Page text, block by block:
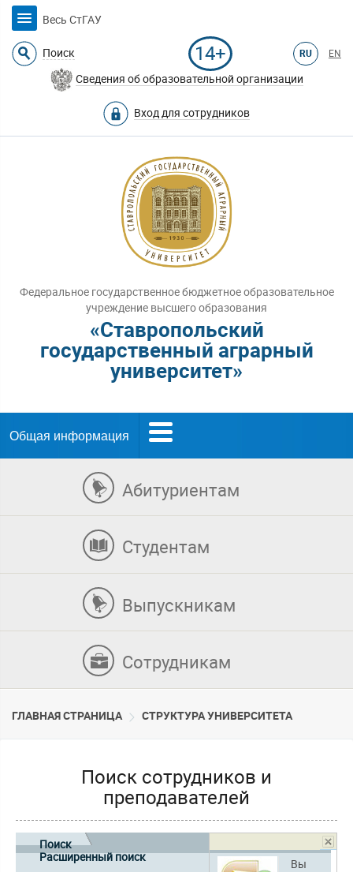
Весь СтГАУ
Поиск 14+ RU EN
Сведения об образовательной организации
Вход для сотрудников
Федеральное государственное бюджетное образовательное
учреждение высшего образования
«Ставропольский
государственный аграрный
университет»
Общая информация
Абитуриентам
Студентам
Выпускникам
Сотрудникам
ГЛАВНАЯ СТРАНИЦА CТРУКТУРА УНИВЕРСИТЕТА
Поиск сотрудников и
преподавателей
Вы
Поиск
Расширенный поиск